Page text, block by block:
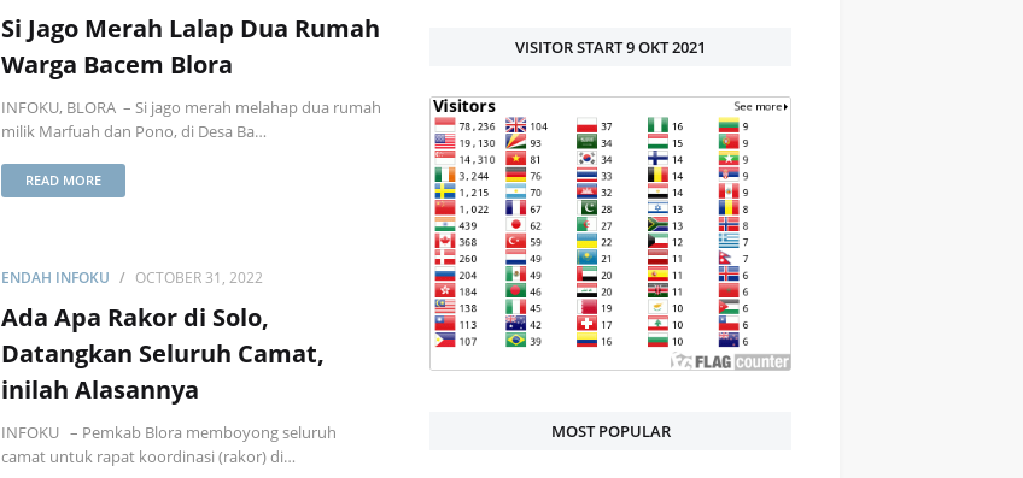
Si Jago Merah Lalap Dua Rumah
Warga Bacem Blora
INFOKU, BLORA – Si jago merah melahap dua rumah
milik Marfuah dan Pono, di Desa Ba…
READ MORE
ENDAH INFOKU OCTOBER 31, 2022
Ada Apa Rakor di Solo,
Datangkan Seluruh Camat,
inilah Alasannya
INFOKU – Pemkab Blora memboyong seluruh
camat untuk rapat koordinasi (rakor) di…
VISITOR START 9 OKT 2021
MOST POPULAR